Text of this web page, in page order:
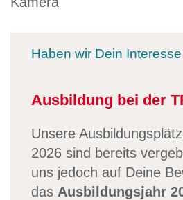
Haben wir Dein
Ausbildung bei der
Unsere
2026 sind bereits
uns jedoch auf Deine
das Ausbildungsjahr